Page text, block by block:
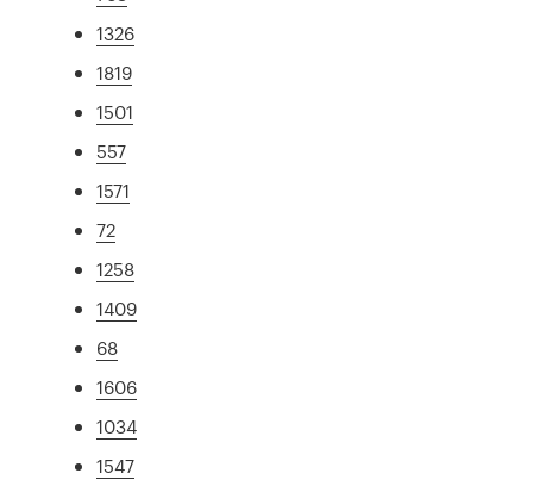
1326
1819
1501
557
1571
72
1258
1409
68
1606
1034
1547